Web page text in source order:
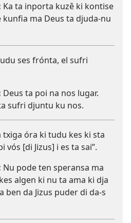
Ka ta inporta kuzê ki kontise
ma Deus ta djuda-nu
ses frónta, el sufri
Deus ta poi na nos lugar.
sufri djuntu ku nos.
txiga óra ki tudu kes ki sta
[di Jizus] i es ta sai”.
Nu pode ten speransa ma
algen ki nu ta ama ki dja
ben da Jizus puder di da-s